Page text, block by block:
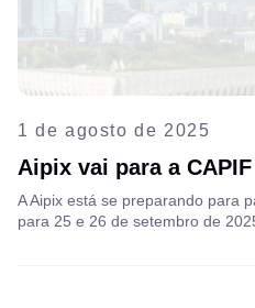
1 de agosto de 2025
Aipix vai para a
A Aipix está se preparando para
para 25 e 26 de setembro de